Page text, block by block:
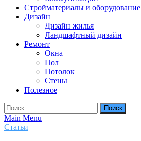
Стройматериалы и оборудование
Дизайн
Дизайн жилья
Ландшафтный дизайн
Ремонт
Окна
Пол
Потолок
Стены
Полезное
Найти:
Main Menu
Статьи